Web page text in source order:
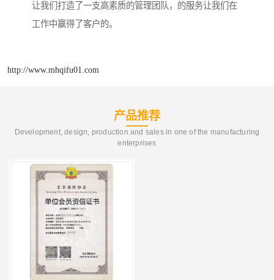
让我们打造了一支高素质的管理团队，的服务让我们在
工作中赢得了客户的。
http://www.mhqifu01.com
产品推荐
Development, design, production and sales in one of the manufacturing
enterprises